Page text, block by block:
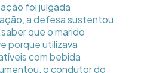
foi julgada
a defesa sustentou
que o marido
porque utilizava
com bebida
o condutor do